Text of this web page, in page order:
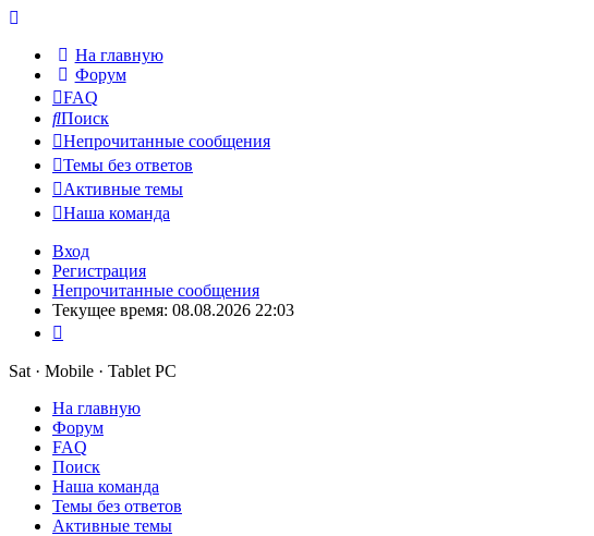
На главную
Форум
FAQ
Поиск
Непрочитанные сообщения
Темы без ответов
Активные темы
Наша команда
Вход
Регистрация
Непрочитанные сообщения
Текущее время: 08.08.2026 22:03
Sat · Mobile · Tablet PC
На главную
Форум
FAQ
Поиск
Наша команда
Темы без ответов
Активные темы